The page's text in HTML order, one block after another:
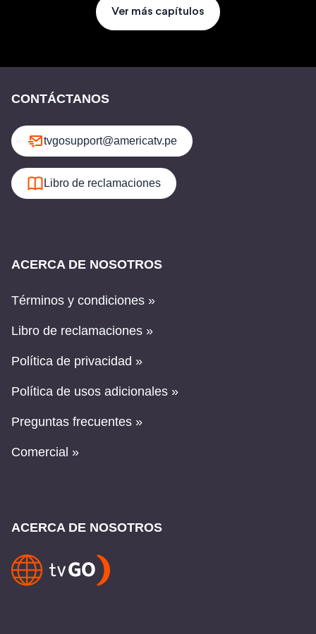
Ver más capítulos
CONTÁCTANOS
tvgosupport@americatv.pe
Libro de reclamaciones
ACERCA DE NOSOTROS
Términos y condiciones »
Libro de reclamaciones »
Política de privacidad »
Política de usos adicionales »
Preguntas frecuentes »
Comercial »
ACERCA DE NOSOTROS